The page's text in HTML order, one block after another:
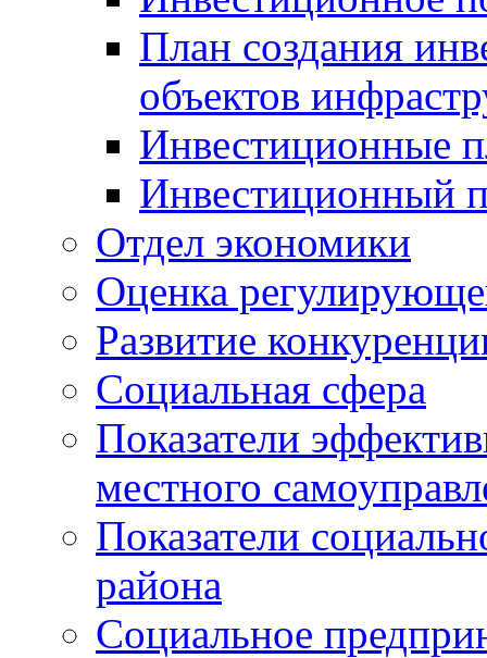
План создания
объектов
Инвестиционные
Инвестиционный
Отдел экономики
Оценка
Развитие
Социальная сфера
Показатели
местного
Показатели
района
Социальное